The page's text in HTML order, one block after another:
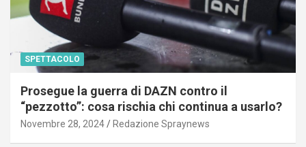
SPETTACOLO
Prosegue la guerra di DAZN contro il
“pezzotto”: cosa rischia chi continua a usarlo?
Novembre 28, 2024 Redazione Spraynews